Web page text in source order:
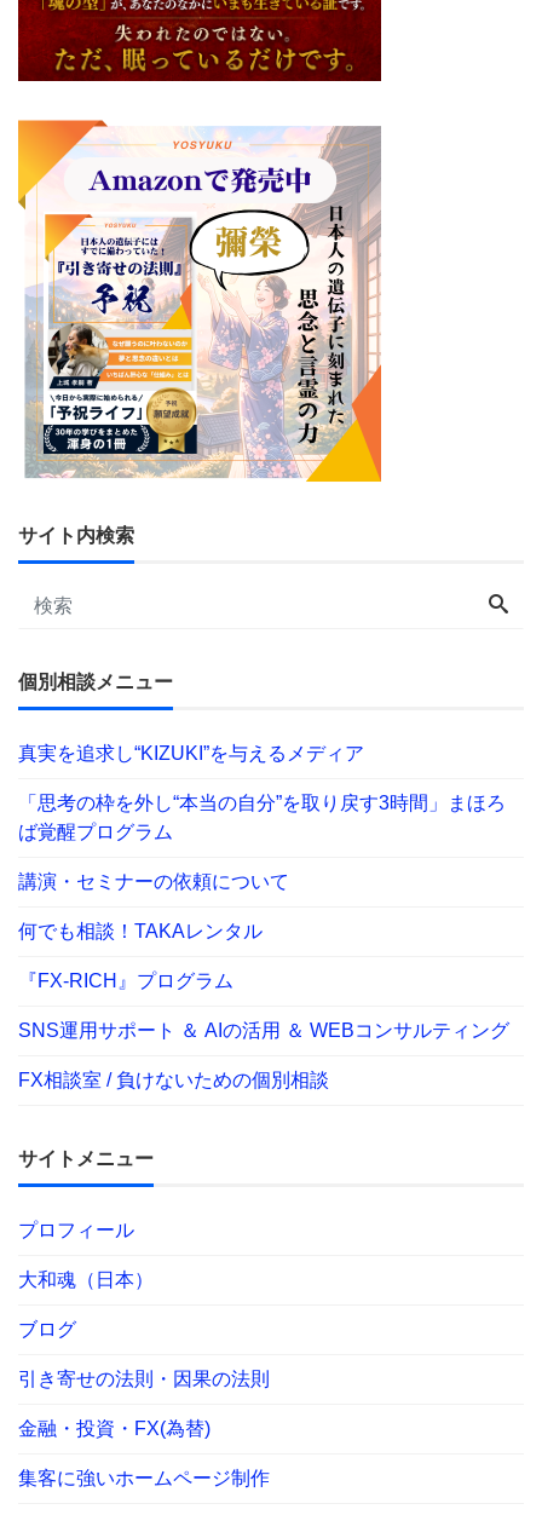
サイト内検索
個別相談メニュー
真実を追求し“KIZUKI”を与えるメディア
「思考の枠を外し“本当の自分”を取り戻す3時間」まほろ
ば覚醒プログラム
講演・セミナーの依頼について
何でも相談！TAKAレンタル
『FX-RICH』プログラム
SNS運用サポート ＆ AIの活用 ＆ WEBコンサルティング
FX相談室 / 負けないための個別相談
サイトメニュー
プロフィール
大和魂（日本）
ブログ
引き寄せの法則・因果の法則
金融・投資・FX(為替)
集客に強いホームページ制作